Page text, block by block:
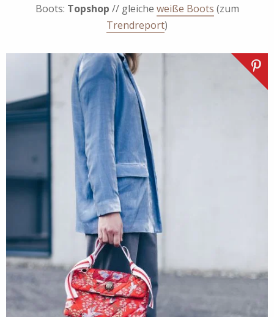
Boots: Topshop // gleiche weiße Boots (zum
Trendreport)